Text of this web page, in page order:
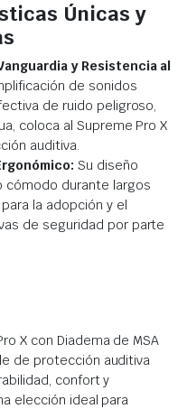
Únicas y
y Resistencia al
de sonidos
de ruido peligroso,
coloca al Supreme Pro X
auditiva.
Su diseño
cómodo durante largos
la adopción y el
de seguridad por parte
X con Diadema de MSA
de protección auditiva
confort y
elección ideal para